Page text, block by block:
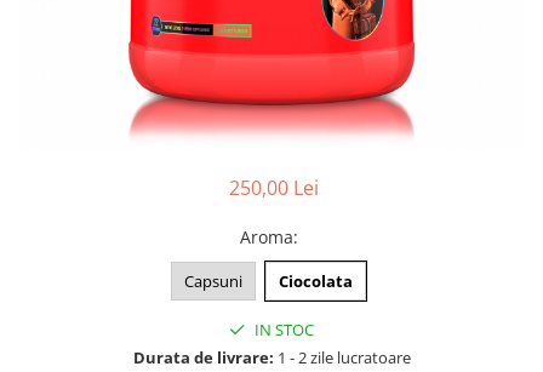
250,00 Lei
Aroma:
Capsuni Ciocolata
IN STOC
Durata de livrare: 1 - 2 zile lucratoare